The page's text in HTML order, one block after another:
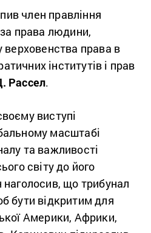
член правління
за права людини,
верховенства права в
інститутів і прав
Рассел.
виступі
масштабі
та важливості
світу до його
наголосив, що трибунал
бути відкритим для
Америки, Африки,